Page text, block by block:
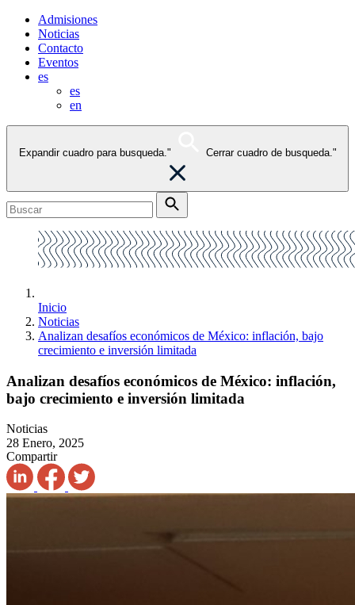
Admisiones
Noticias
Contacto
Eventos
es
es
en
Expandir cuadro para busqueda." Cerrar cuadro de busqueda."
Inicio
Noticias
Analizan desafíos económicos de México: inflación, bajo
crecimiento e inversión limitada
Analizan desafíos económicos de México: inflación,
bajo crecimiento e inversión limitada
Noticias
28 Enero, 2025
Compartir